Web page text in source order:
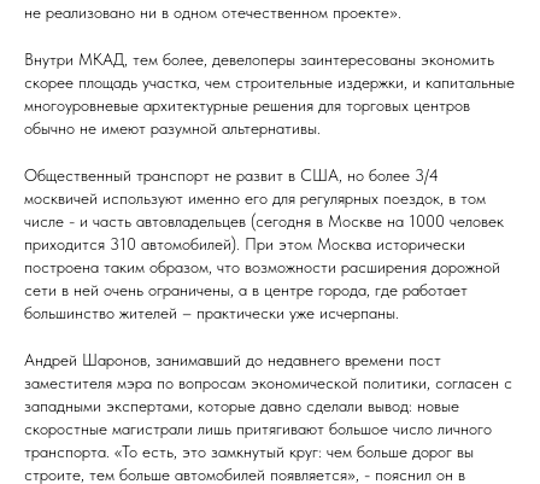
не реализовано ни в одном отечественном проекте».
Внутри МКАД, тем более, девелоперы заинтересованы экономить
скорее площадь участка, чем строительные издержки, и капитальные
многоуровневые архитектурные решения для торговых центров
обычно не имеют разумной альтернативы.
Общественный транспорт не развит в США, но более 3/4
москвичей используют именно его для регулярных поездок, в том
числе - и часть автовладельцев (сегодня в Москве на 1000 человек
приходится 310 автомобилей). При этом Москва исторически
построена таким образом, что возможности расширения дорожной
сети в ней очень ограничены, а в центре города, где работает
большинство жителей – практически уже исчерпаны.
Андрей Шаронов, занимавший до недавнего времени пост
заместителя мэра по вопросам экономической политики, согласен с
западными экспертами, которые давно сделали вывод: новые
скоростные магистрали лишь притягивают большое число личного
транспорта. «То есть, это замкнутый круг: чем больше дорог вы
строите, тем больше автомобилей появляется», - пояснил он в